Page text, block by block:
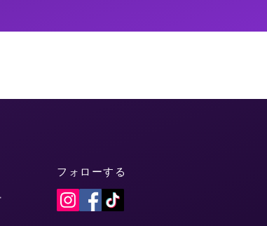
フォローする